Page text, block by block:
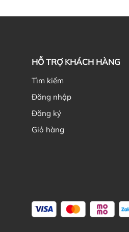
HỖ TRỢ KHÁCH HÀNG
Tìm kiếm
Đăng nhập
Đăng ký
Giỏ hàng